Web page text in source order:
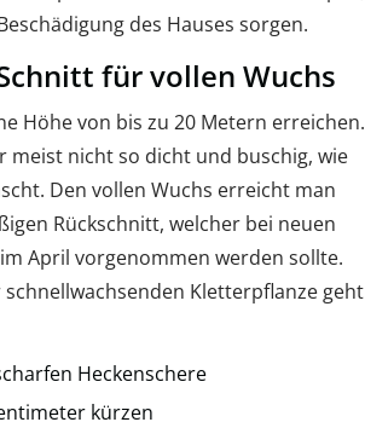
des Hauses sorgen.
für vollen Wuchs
Höhe von bis zu 20 Metern erreichen.
meist nicht so dicht und buschig, wie
Den vollen Wuchs erreicht man
Rückschnitt, welcher bei neuen
April vorgenommen werden sollte.
Kletterpflanze geht
Heckenschere
kürzen